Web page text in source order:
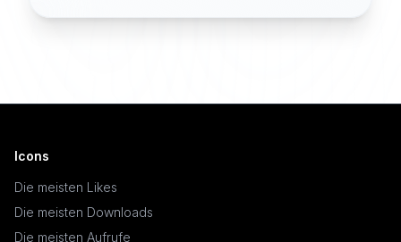
Icons
Die meisten Likes
Die meisten Downloads
Die meisten Aufrufe